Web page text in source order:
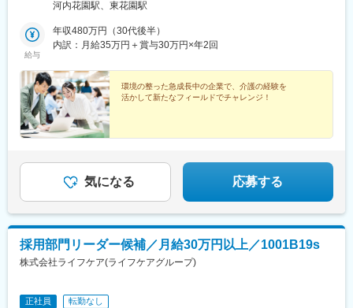
河内花園駅、東花園駅
給与
年収480万円（30代後半）
内訳：月給35万円＋賞与30万円×年2回
環境の整った急成長中の企業で、介護の経験を
活かして新たなフィールドでチャレンジ！
気になる 応募する
採用部門リーダー候補／月給30万円以上／1001B19s
株式会社ライフケア(ライフケアグループ)
正社員 転勤なし